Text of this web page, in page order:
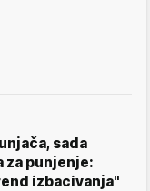
sada
za punjenje:
izbacivanja"